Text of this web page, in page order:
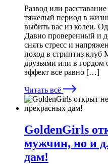
Развод или
тяжелый период в
выбить вас из колеи.
Давно проверенный и
снять стресс и
поход в стриптиз клуб
друзьями или в гордом
эффект все равно […]
Читать всё
GoldenGirls
мужчин, но и
дам!